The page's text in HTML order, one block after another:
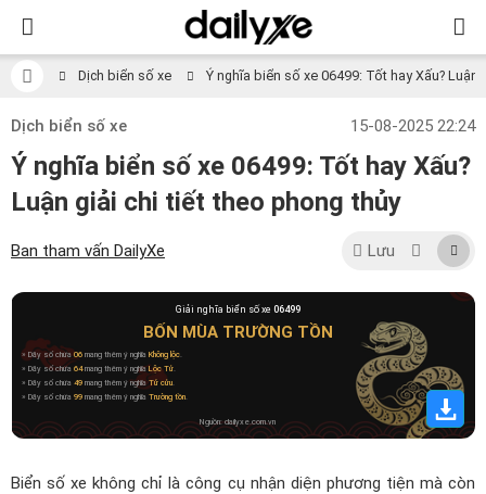
Dịch biển số xe Ý nghĩa biển số xe 06499: Tốt hay Xấu?
Dịch biển số xe 15-08-2025 22:24
Ý nghĩa biển số xe 06499: Tốt hay Xấu?
Luận giải chi tiết theo phong thủy
Ban tham vấn DailyXe Lưu
Giải nghĩa biển số xe 06499
BỐN MÙA TRƯỜNG TỒN
» Dãy số chứa06 mang thêm ý nghĩa Không lộc.
» Dãy số chứa 64mang thêm ý nghĩaLộc Tử.
» Dãy số chứa 49 mang thêm ý nghĩaTứ cửu.
» Dãy số chứa 99 mang thêm ý nghĩa Trường tồn.
Nguồn: dailyxe.com.vn
Biển số xe không chỉ là công cụ nhận diện phương tiện mà còn